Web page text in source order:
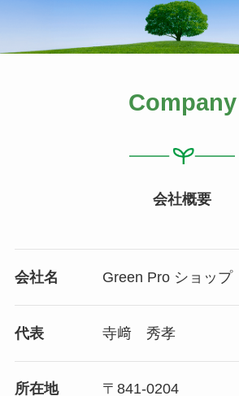
Company
会社概要
会社名 Green Pro ショップ
代表 寺﨑 秀孝
所在地 〒841-0204